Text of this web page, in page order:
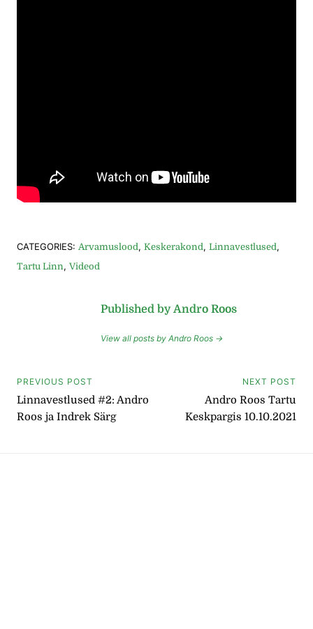
CATEGORIES: Arvamuslood, Keskerakond, Linnavestlused,
Tartu Linn, Videod
Published by Andro Roos
View all posts by Andro Roos →
Navigeerimine
PREVIOUS POST
Linnavestlused #2: Andro
Roos ja Indrek Särg
NEXT POST
Andro Roos Tartu
Keskpargis 10.10.2021